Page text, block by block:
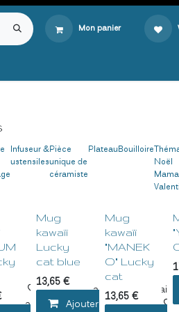
Mon panier
Infuseur &
ustensiles
Pièce
unique de
céramiste
PlateauBouilloire
Noël
à la liste de souhaits
Ajouter à la liste de souhaits
Mug
kawaïï
Lucky
cat blue
13,65€
Ajouter au panier
Mug
kawaïï
"MANEK
O" Lucky
cat
13,65€